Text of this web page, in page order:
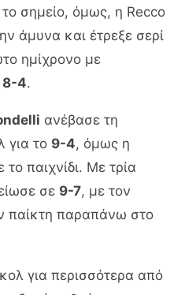
σημείο, όμως, η Recco
άμυνα και έτρεξε σερί
ημίχρονο με
8-4.
ανέβασε τη
για το 9-4, όμως η
παιχνίδι. Με τρία
σε 9-7, με τον
παίκτη παραπάνω στο
για περισσότερα από